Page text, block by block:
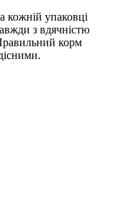
кожній упаковці
з вдячністю
корм